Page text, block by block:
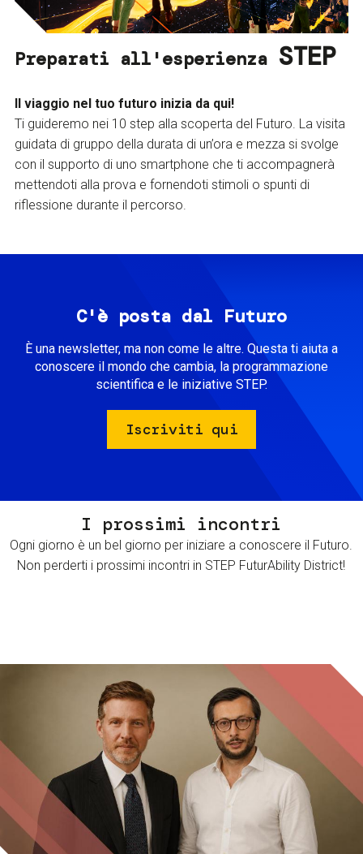
Preparati all'esperienza STEP
Il viaggio nel tuo futuro inizia da qui!
Ti guideremo nei 10 step alla scoperta del Futuro. La visita
guidata di gruppo della durata di un’ora e mezza si svolge
con il supporto di uno smartphone che ti accompagnerà
mettendoti alla prova e fornendoti stimoli o spunti di
riflessione durante il percorso.
C'è posta dal Futuro
È una newsletter, ma non come le altre. Questa ti aiuta a
conoscere il mondo che cambia, la programmazione
scientifica e le iniziative STEP.
Iscriviti qui
I prossimi incontri
Ogni giorno è un bel giorno per iniziare a conoscere il Futuro.
Non perderti i prossimi incontri in STEP FuturAbility District!